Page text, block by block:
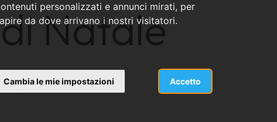
personalizzati e annunci mirati, per
da dove arrivano i nostri visitatori.
Accetto
Cambia le mie impostazioni
Natale